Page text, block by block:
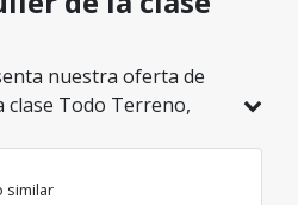
nuestra oferta de
clase Todo Terreno,
ideal de la categoría
similar